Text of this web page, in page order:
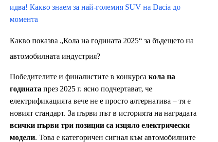
идва! Какво знаем за най-големия SUV на Dacia до
момента
Какво показва „Кола на годината 2025“ за бъдещето на
автомобилната индустрия?
Победителите и финалистите в конкурса кола на
годината през 2025 г. ясно подчертават, че
електрификацията вече не е просто алтернатива – тя е
новият стандарт. За първи път в историята на наградата
всички първи три позиции са изцяло електрически
модели. Това е категоричен сигнал към автомобилните